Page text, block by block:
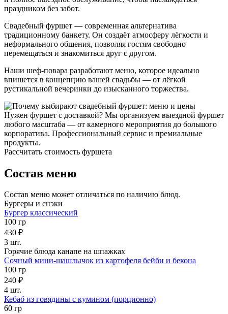
праздником без забот.
Свадебный фуршет — современная альтернатива
традиционному банкету. Он создаёт атмосферу лёгкости и
неформального общения, позволяя гостям свободно
перемещаться и знакомиться друг с другом.
Наши шеф-повара разработают меню, которое идеально
впишется в концепцию вашей свадьбы — от лёгкой
рустикальной вечеринки до изысканного торжества.
Нужен фуршет с доставкой? Мы организуем выездной фуршет
любого масштаба — от камерного мероприятия до большого
корпоратива. Профессиональный сервис и премиальные
продукты.
Рассчитать стоимость фуршета
Состав меню
Состав меню может отличаться по наличию блюд.
Бургеры и снэки
Бургер классический
100 гр
430 ₽
3 шт.
Горячие блюда канапе на шпажках
Сочный мини-шашлычок из картофеля бейби и бекона
100 гр
240 ₽
4 шт.
Кебаб из говядины с кумином (порционно)
60 гр